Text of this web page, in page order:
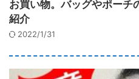
お買い物。バッグやポーチ
紹介
2022/1/31